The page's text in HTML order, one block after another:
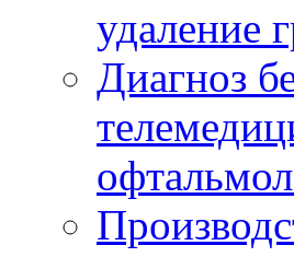
удаление
Диагноз